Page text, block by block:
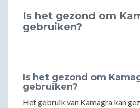
Is het gezond om
gebruiken?
Is het gezond om
gebruiken?
Het gebruik van Kamagra kan